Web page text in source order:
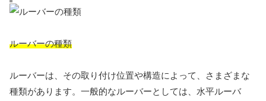
ルーバーの種類
ルーバーは、その取り付け位置や構造によって、さまざまな
種類があります。一般的なルーバーとしては、水平ルーバ